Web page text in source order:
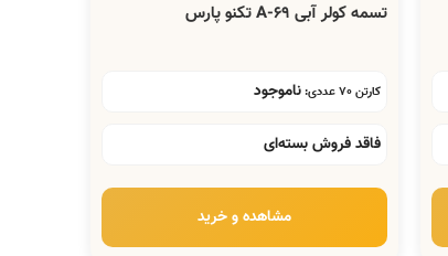
تسمه کولر آبی A-69 تکنو پارس
کارتن 70 عددی: ناموجود
فاقد فروش بسته‌ای
مشاهده و خرید